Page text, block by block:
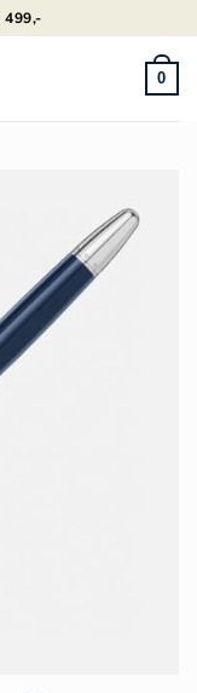
499,-
0